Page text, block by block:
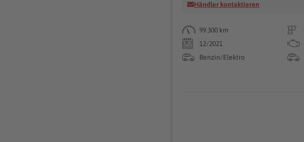
Händler kontaktieren
99.300 km
12/2021
Benzin/Elektro